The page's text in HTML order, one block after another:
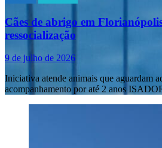
Cães de abrigo em
ressocialização
9 de julho de 2026
Iniciativa atende animais que aguardam
acompanhamento por até 2 anos